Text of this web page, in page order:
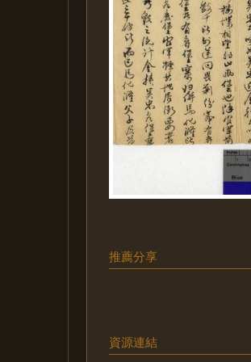
推薦分享
資源連結